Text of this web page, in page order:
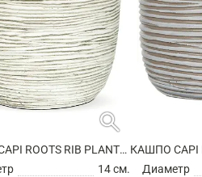
search
КАШПО CAPI ROOTS RIB PLANTER BALL IVORY
14 см.
Диаметр